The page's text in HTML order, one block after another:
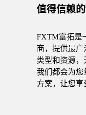
值得信赖
FXTM富拓是
商，提供最广
类型和资源，
我们都会为
方案，让您享